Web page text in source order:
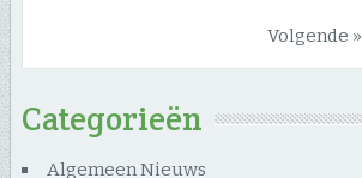
Volgende »
Categorieën
Algemeen Nieuws